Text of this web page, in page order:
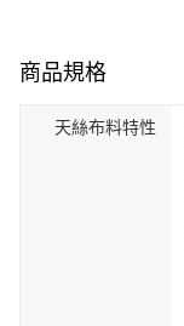
商品規格
天絲布料特性